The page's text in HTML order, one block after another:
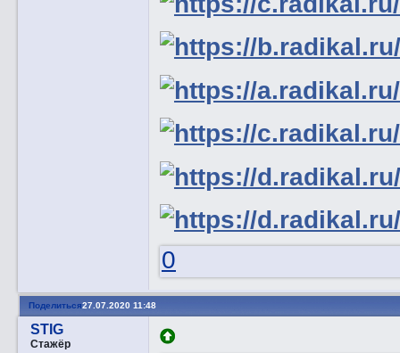
0
Поделиться27.07.2020 11:48
STIG
Стажёр